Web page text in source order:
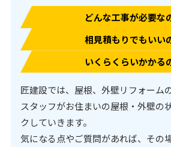
どんな工事が必要な
相見積もりでもいい
いくらくらいかかる
匠建設では、屋根、外壁リフォーム
スタッフがお住まいの屋根・外壁の
クしていきます。
気になる点やご質問があれば、その